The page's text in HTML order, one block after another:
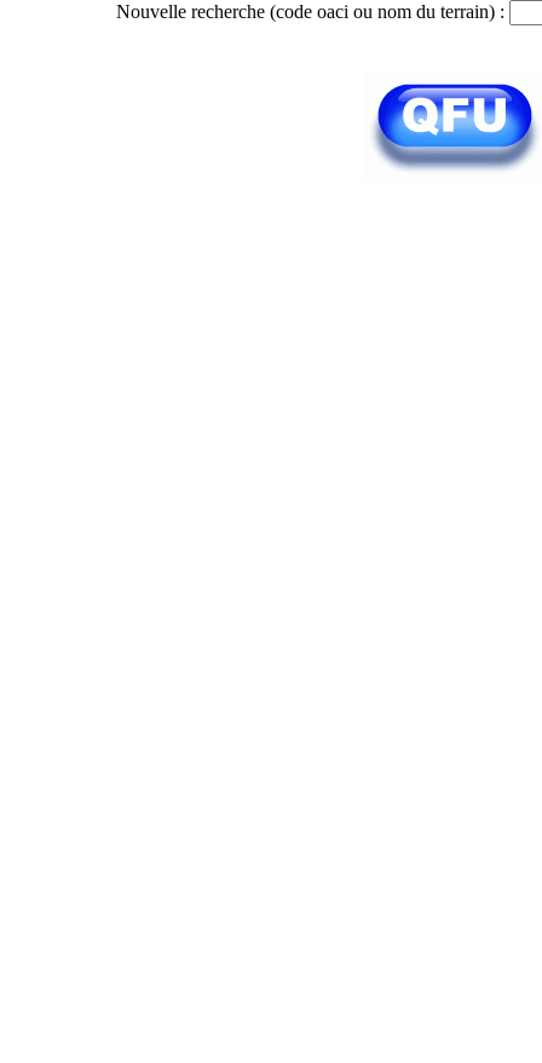
Nouvelle recherche (code oaci ou nom du terrain) :